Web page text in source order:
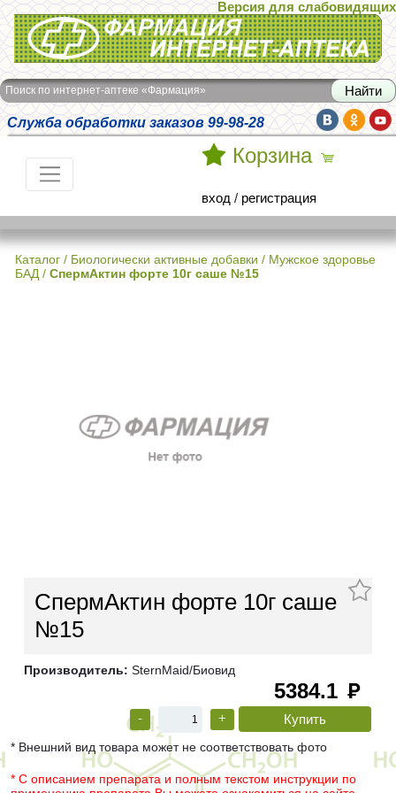
Интернет-аптека Фармация
Версия для слабовидящих
Поиск по интернет-аптеке «Фармация»
Служба обработки заказов 99-98-28
Корзина
вход / регистрация
Каталог / Биологически активные добавки / Мужское здоровье
БАД / СпермАктин форте 10г саше №15
СпермАктин форте 10г саше
№15
Производитель: SternMaid/Биовид
5384.1 руб
- +
* Внешний вид товара может не соответствовать фото
* С описанием препарата и полным текстом инструкции по